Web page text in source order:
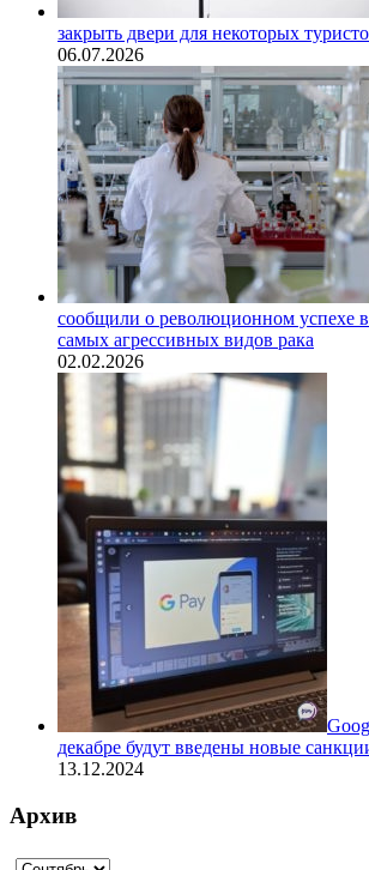
закрыть двери для некоторых
06.07.2026
сообщили о революционном успехе
самых агрессивных видов рака
02.02.2026
декабре будут введены новые
13.12.2024
Архив